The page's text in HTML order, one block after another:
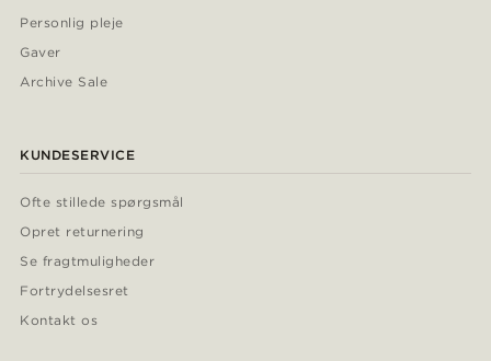
Personlig pleje
Gaver
Archive Sale
KUNDESERVICE
Ofte stillede spørgsmål
Opret returnering
Se fragtmuligheder
Fortrydelsesret
Kontakt os